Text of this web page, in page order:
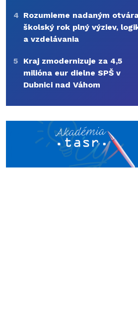
4 Rozumieme nadaným
školský rok plný výziev,
a vzdelávania
5
Kraj zmodernizuje za 4,5
milióna eur dielne SPŠ v
Dubnici nad Váhom